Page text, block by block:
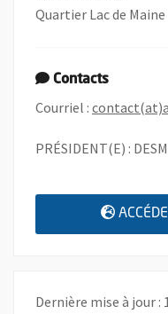
Quartier Lac de Maine
Contacts
Courriel :
PRÉSIDENT(E) :
Dernière mise à jour :